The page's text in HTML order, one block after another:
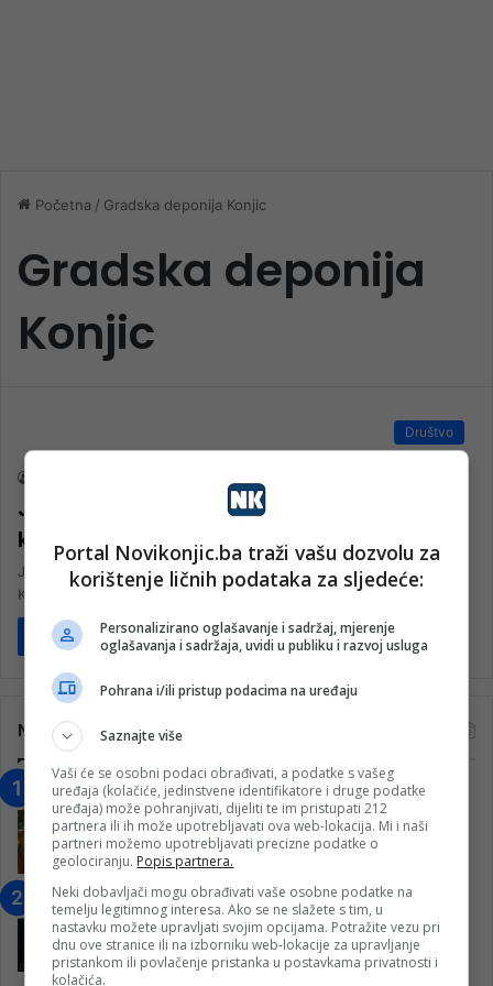
Početna / Gradska deponija Konjic
Gradska deponija
Konjic
Društvo
JKP Standard će preuzimati kurbanske
kože ispred Medžlisa u Starom gradu
JKP „Standard“ Konjic, u saradnji s Medžlisom IZ Konjic, u dane
Kurban-bajrama ( 28. 6. 2023. do 29. 6. 2023.…
Pročitaj više
Najčitanije
“Obrazovanje gradi BiH-Jovan Divjak“
– Konjic je u posljednje 22 godine imao
25 ​​stipendista
15. Februara 2023.
Nogometaši Igmana iznenadili
Konjičanke cvijećem i besplatnim
ulazom na utakmicu
7. Marta 2025.
Portal Novikonjic.ba traži vašu dozvolu za
korištenje ličnih podataka za sljedeće:
Personalizirano oglašavanje i sadržaj, mjerenje
oglašavanja i sadržaja, uvidi u publiku i razvoj usluga
Pohrana i/ili pristup podacima na uređaju
Saznajte više
Vaši će se osobni podaci obrađivati, a podatke s vašeg
uređaja (kolačiće, jedinstvene identifikatore i druge podatke
uređaja) može pohranjivati, dijeliti te im pristupati 212
partnera ili ih može upotrebljavati ova web-lokacija. Mi i naši
partneri možemo upotrebljavati precizne podatke o
geolociranju. Popis partnera.
Neki dobavljači mogu obrađivati vaše osobne podatke na
temelju legitimnog interesa. Ako se ne slažete s tim, u
nastavku možete upravljati svojim opcijama. Potražite vezu pri
dnu ove stranice ili na izborniku web-lokacije za upravljanje
pristankom ili povlačenje pristanka u postavkama privatnosti i
kolačića.